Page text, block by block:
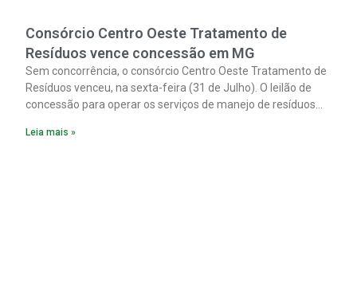
Consórcio Centro Oeste Tratamento de
Resíduos vence concessão em MG
Sem concorrência, o consórcio Centro Oeste Tratamento de
Resíduos venceu, na sexta-feira (31 de Julho). O leilão de
concessão para operar os serviços de manejo de resíduos
(Consórcio Intermunicipal Multifinalitário do Centro-Oeste
Leia mais »